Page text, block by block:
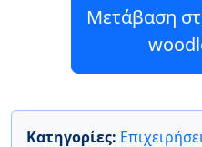
Μετάβαση
Κατηγορίες: